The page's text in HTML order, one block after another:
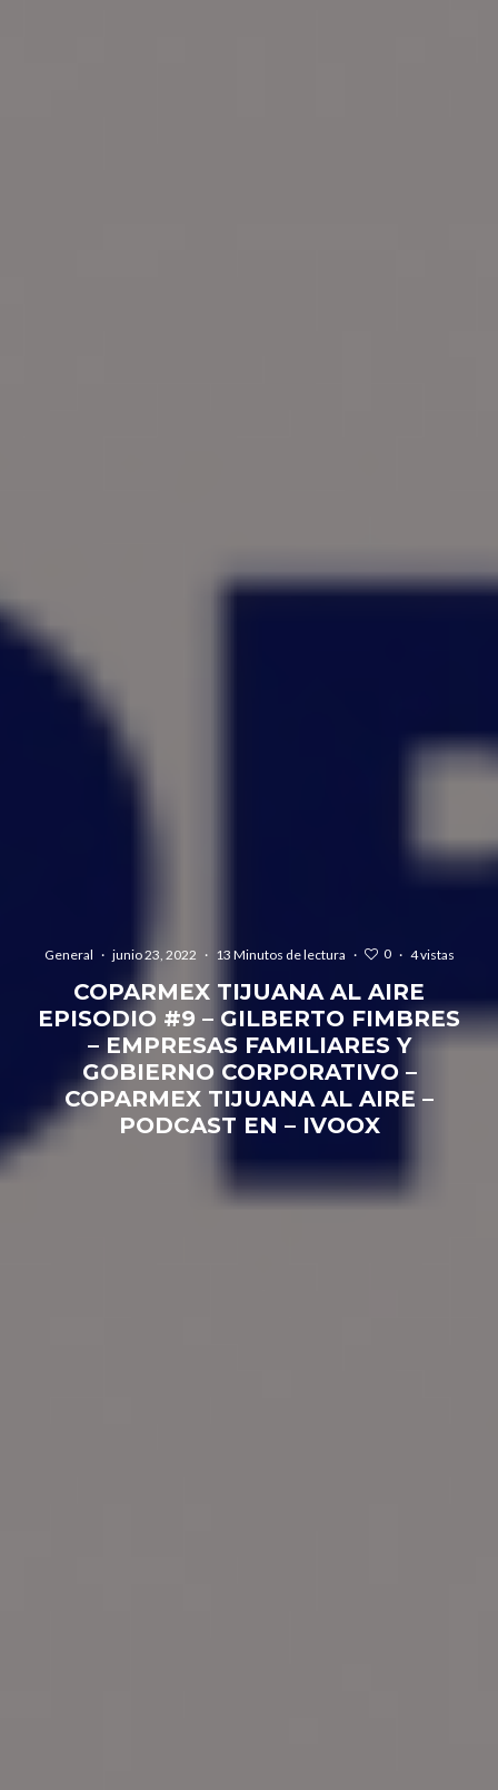
General · junio 23, 2022 · 13 Minutos de lectura · 0 · 4 vistas
COPARMEX TIJUANA AL AIRE
EPISODIO #9 – GILBERTO FIMBRES
– EMPRESAS FAMILIARES Y
GOBIERNO CORPORATIVO –
COPARMEX TIJUANA AL AIRE –
PODCAST EN – IVOOX